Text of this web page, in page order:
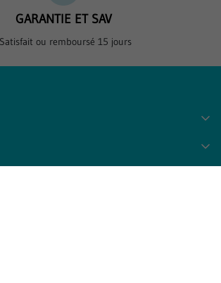
GARANTIE ET SAV
Satisfait ou remboursé 15 jours